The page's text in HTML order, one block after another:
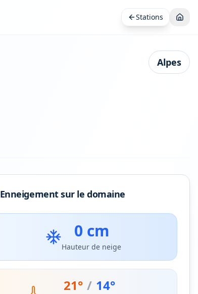
Stations
Alpes
Enneigement sur le domaine
0 cm
Hauteur de neige
21° / 14°